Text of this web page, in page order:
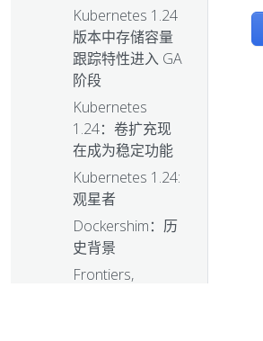
Kubernetes 1.24
版本中存储容量
跟踪特性进入 GA
阶段
Kubernetes
1.24：卷扩充现
在成为稳定功能
Kubernetes 1.24:
观星者
Dockershim：历
史背景
Frontiers,